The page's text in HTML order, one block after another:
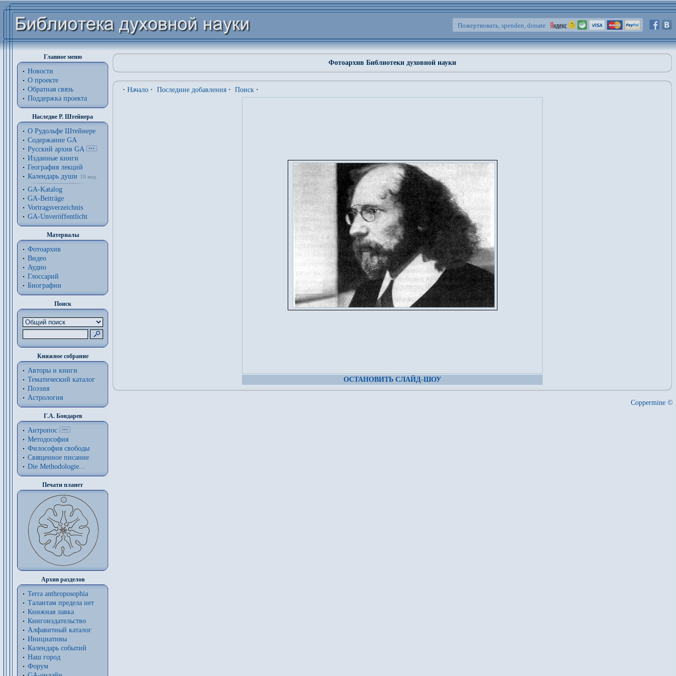
Пожертвовать, spenden, donate
Главное меню
Новости
О проекте
Обратная связь
Поддержка проекта
Наследие Р. Штейнера
О Рудольфе Штейнере
Содержание GA
Русский архив GA
Изданные книги
География лекций
Календарь души
19 нед.
GA-Katalog
GA-Beiträge
Vortragsverzeichnis
GA-Unveröffentlicht
Материалы
Фотоархив
Видео
Аудио
Глоссарий
Биографии
Поиск
Книжное собрание
Авторы и книги
Тематический каталог
Поэзия
Астрология
Г.А. Бондарев
Антропос
Методософия
Философия cвободы
Священное писание
Die Methodologie...
Печати планет
Архив разделов
Terra anthroposophia
Талантам предела нет
Книжная лавка
Книгоиздательство
Алфавитный каталог
Инициативы
Календарь событий
Наш город
Форум
Фотоархив Библиотеки духовной науки
· Начало · Последние добавления · Поиск ·
ОСТАНОВИТЬ СЛАЙД-ШОУ
Coppermine ©